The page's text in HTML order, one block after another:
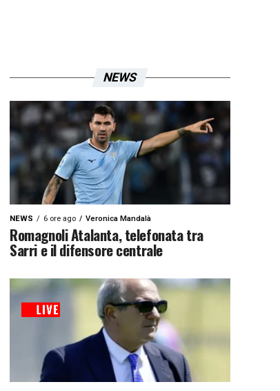
NEWS
NEWS 6 ore ago Veronica Mandalà
Romagnoli Atalanta, telefonata tra
Sarri e il difensore centrale